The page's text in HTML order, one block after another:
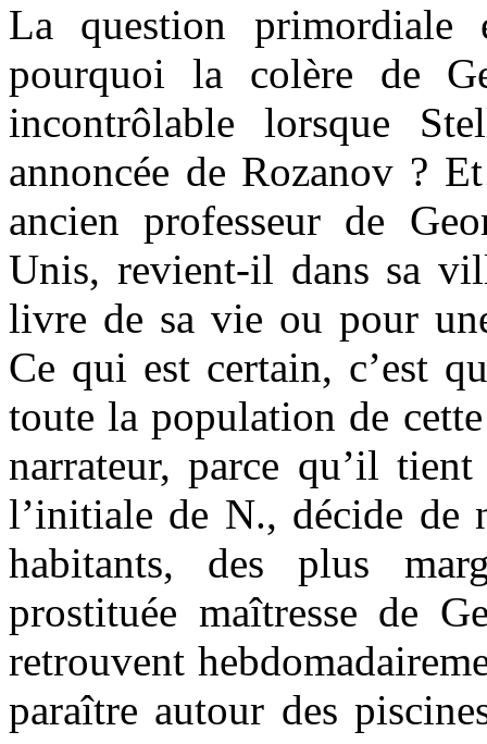
La question
pourquoi la colère de
incontrôlable lorsque
annoncée de Rozanov ?
ancien professeur de
Unis, revient-il dans sa
livre de sa vie ou pour
Ce qui est certain, c’est
toute la population de
narrateur, parce qu’il
l’initiale de N., décide de
habitants, des plus
prostituée maîtresse de
retrouvent
paraître autour des